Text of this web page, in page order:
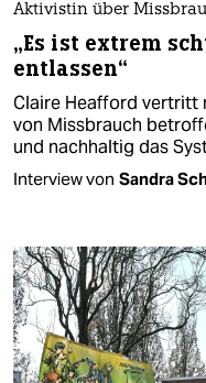
Aktivistin über
„Es ist extrem
entlassen“
Claire Heafford vertritt
von Missbrauch
und nachhaltig das
Interview von Sandra